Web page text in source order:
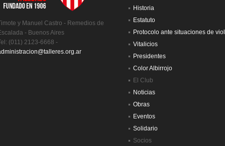
y Manuel Castro - Remedios de
- Buenos Aires
(011) 2123-6668 -
Historia
Estatuto
Protocolo ante situaciones de
Vitalicios
Presidentes
Color Albirrojo
El Club
Noticias
Obras
Eventos
Solidario
Socios